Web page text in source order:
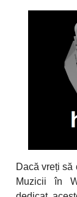
Dacă vreți să
Muzicii în